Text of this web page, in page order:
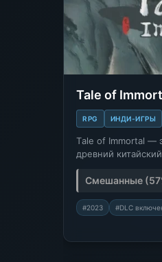
Tale of
RPG ИНДИ-ИГРЫ
Тale of Immortal —
древний
Смешанные
#2023 #DLC